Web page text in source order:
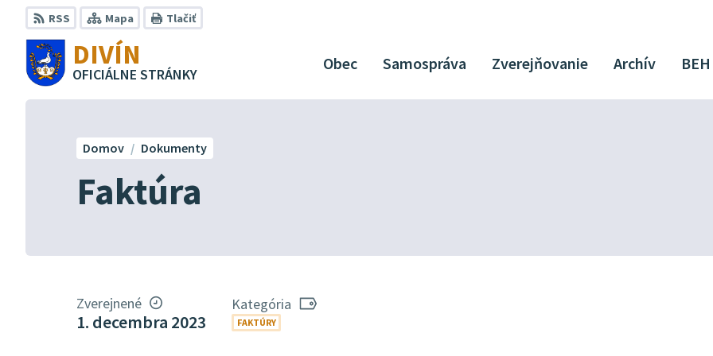
Preskočiť
na
obsah
RSS Mapa Tlačiť
DIVÍN
OFICIÁLNE STRÁNKY
Obec Samospráva Zverejňovanie Archív BEH
Faktúra
Domov Dokumenty
Zverejnené
1. decembra 2023
Kategória
FAKTÚRY